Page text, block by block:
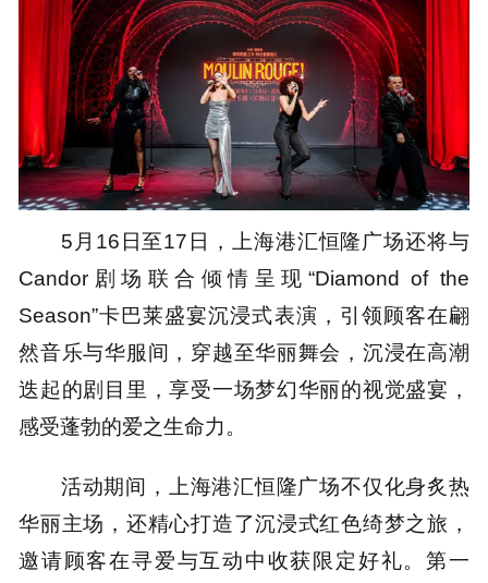
5月16日至17日，上海港汇恒隆广场还将与
Candor剧场联合倾情呈现“Diamond of the
Season”卡巴莱盛宴沉浸式表演，引领顾客在翩
然音乐与华服间，穿越至华丽舞会，沉浸在高潮
迭起的剧目里，享受一场梦幻华丽的视觉盛宴，
感受蓬勃的爱之生命力。
活动期间，上海港汇恒隆广场不仅化身炙热
华丽主场，还精心打造了沉浸式红色绮梦之旅，
邀请顾客在寻爱与互动中收获限定好礼。第一